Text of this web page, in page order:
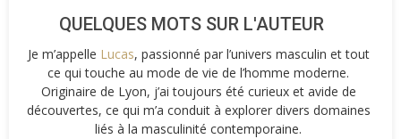
QUELQUES MOTS SUR L'AUTEUR
Je m’appelle Lucas, passionné par l’univers masculin et tout
ce qui touche au mode de vie de l’homme moderne.
Originaire de Lyon, j’ai toujours été curieux et avide de
découvertes, ce qui m’a conduit à explorer divers domaines
liés à la masculinité contemporaine.